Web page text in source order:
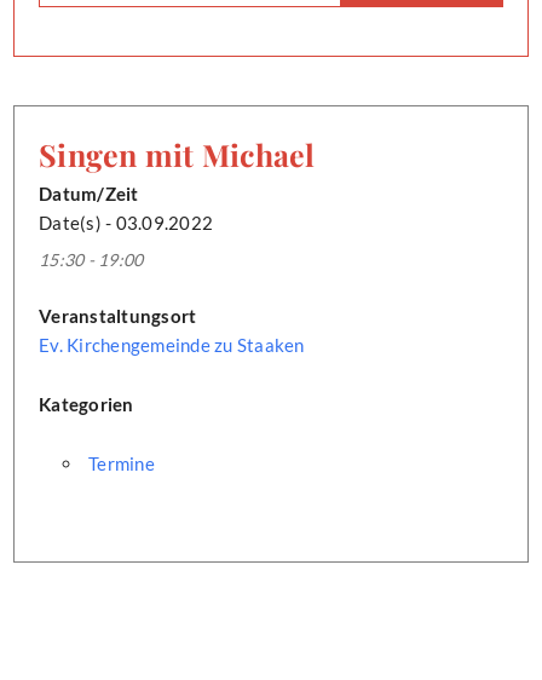
Singen mit Michael
Datum/Zeit
Date(s) - 03.09.2022
15:30 - 19:00
Veranstaltungsort
Ev. Kirchengemeinde zu Staaken
Kategorien
Termine